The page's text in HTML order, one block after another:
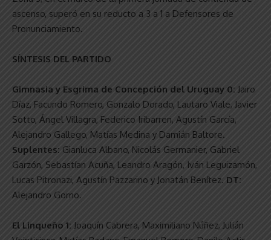
ascenso, superó en su reducto a 3 a 1 a Defensores de
Pronunciamiento.
SÍNTESIS DEL PARTIDO
Gimnasia y Esgrima de Concepción del Uruguay 0: Jairo
Díaz, Facundo Romero, Gonzalo Dorado, Lautaro Viale, Javier
Sotto, Ángel Villagra, Federico Iribarren, Agustín García,
Alejandro Gallego, Matías Medina y Damián Baltore.
Suplentes: Gianluca Albano, Nicolás Germanier, Gabriel
Garzón, Sebastían Acuña, Leandro Aragón, Iván Leguizamón,
Lucas Pitronazi, Agustín Pazzarino y Jonatán Benítez. DT:
Alejandro Gorno.
El Linqueño 1: Joaquín Cabrera, Maximiliano Núñez, Julián